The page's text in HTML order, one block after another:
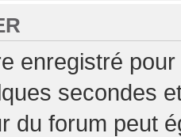
enregistré
secondes
du forum peut